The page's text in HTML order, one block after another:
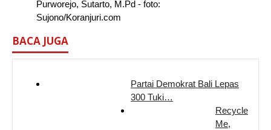
Purworejo, Sutarto, M.Pd - foto:
Sujono/Koranjuri.com
BACA JUGA
Partai Demokrat Bali Lepas
300 Tuki…
Recycle
Me,